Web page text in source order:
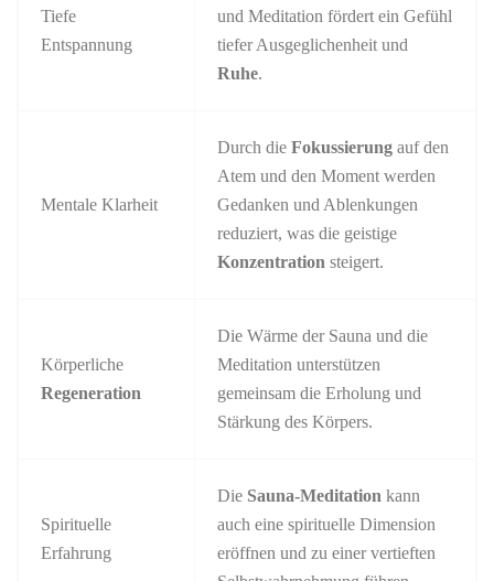
Tiefe
Entspannung
und Meditation fördert ein Gefühl
tiefer Ausgeglichenheit und
Ruhe.
Mentale Klarheit
Durch dieFokussierung auf den
Atem und den Moment werden
Gedanken und Ablenkungen
reduziert, was die geistige
Konzentration steigert.
Körperliche
Regeneration
Die Wärme der Sauna und die
Meditation unterstützen
gemeinsam die Erholung und
Stärkung des Körpers.
Spirituelle
Erfahrung
Die Sauna-Meditation kann
auch eine spirituelle Dimension
eröffnen und zu einer vertieften